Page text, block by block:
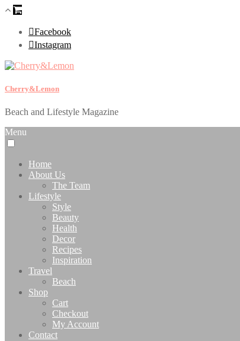
Facebook
Instagram
Cherry&Lemon
Beach and Lifestyle Magazine
Menu
Home
About Us
The Team
Lifestyle
Style
Beauty
Health
Decor
Recipes
Inspiration
Travel
Beach
Shop
Cart
Checkout
My Account
Contact